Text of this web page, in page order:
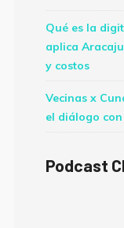
Qué es la
aplica
y costos
Vecinas x
el diálogo
Podcast